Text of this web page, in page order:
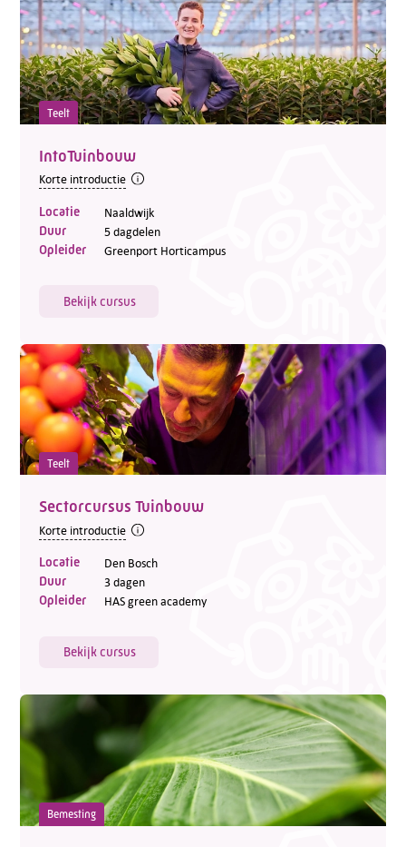
Teelt
IntoTuinbouw
Korte introductie
Locatie Naaldwijk
Duur 5 dagdelen
Opleider Greenport Horticampus
Bekijk cursus
Teelt
Sectorcursus Tuinbouw
Korte introductie
Locatie Den Bosch
Duur 3 dagen
Opleider HAS green academy
Bekijk cursus
Bemesting